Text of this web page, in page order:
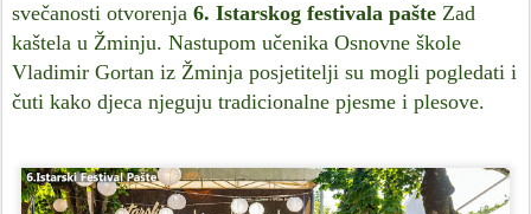
svečanosti otvorenja 6. Istarskog festivala pašte Zad
kaštela u Žminju. Nastupom učenika Osnovne škole
Vladimir Gortan iz Žminja posjetitelji su mogli pogledati i
čuti kako djeca njeguju tradicionalne pjesme i plesove.